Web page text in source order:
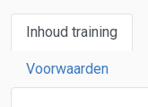
Inhoud training
Voorwaarden